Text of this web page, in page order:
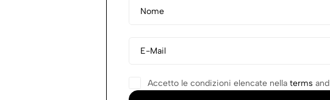
Accetto le condizioni elencate nella terms and